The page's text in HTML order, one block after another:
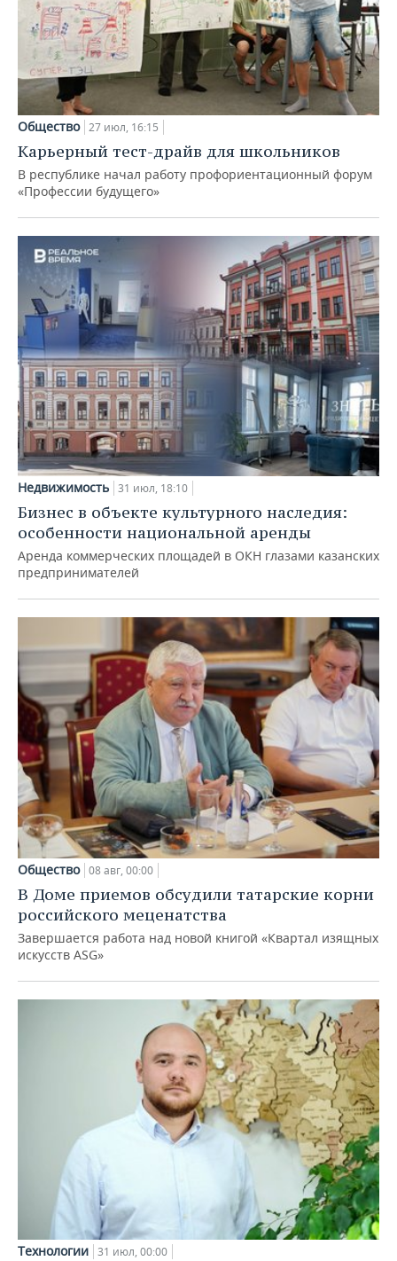
Общество 27 июл, 16:15
Карьерный тест-драйв для школьников
В республике начал работу профориентационный форум
«Профессии будущего»
Недвижимость 31 июл, 18:10
Бизнес в объекте культурного наследия:
особенности национальной аренды
Аренда коммерческих площадей в ОКН глазами казанских
предпринимателей
Общество 08 авг, 00:00
В Доме приемов обсудили татарские корни
российского меценатства
Завершается работа над новой книгой «Квартал изящных
искусств ASG»
Технологии 31 июл, 00:00